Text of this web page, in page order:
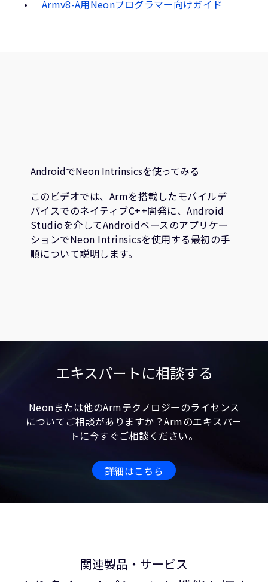
Armv8-A用Neonプログラマー向けガイド
AndroidでNeon Intrinsicsを使ってみる
このビデオでは、Armを搭載したモバイルデ
バイスでのネイティブC++開発に、Android
Studioを介してAndroidベースのアプリケー
ションでNeon Intrinsicsを使用する最初の手
順について説明します。
エキスパートに相談する
Neonまたは他のArmテクノロジーのライセンス
についてご相談がありますか？Armのエキスパー
トに今すぐご相談ください。
詳細はこちら
関連製品・サービス